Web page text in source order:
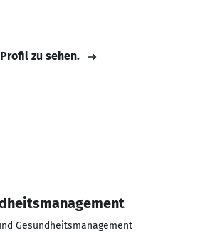
zu sehen.
Gesundheitsmanagement